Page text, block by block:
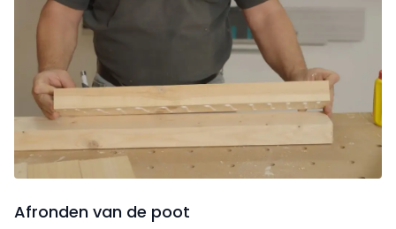
Afronden van de poot